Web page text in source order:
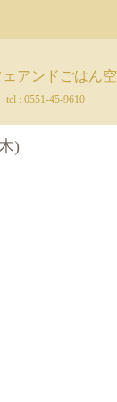
ェアンドごはん空
tel : 0551-45-9610
)